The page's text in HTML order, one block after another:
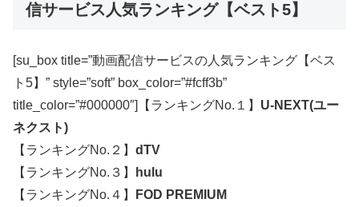
信サービス人気ランキング【ベスト5】
[su_box title=”動画配信サービスの人気ランキング【ベス
ト5】” style=”soft” box_color=”#fcff3b”
title_color=”#000000″]【ランキングNo.１】 U-NEXT(ユー
ネクスト)
【ランキングNo.２】 dTV
【ランキングNo.３】
hulu
【ランキングNo.４】
FOD PREMIUM